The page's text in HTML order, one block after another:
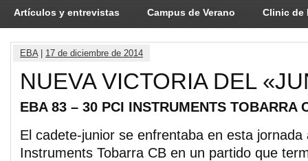
Artículos y entrevistas Campus de Verano Clinic de
EBA| 17 de diciembre de 2014
NUEVA VICTORIA DEL
EBA 83 – 30 PCI INSTRUMENTS TOBARRA
El cadete-junior se enfrentaba en esta jornada
Instruments Tobarra CB en un partido que